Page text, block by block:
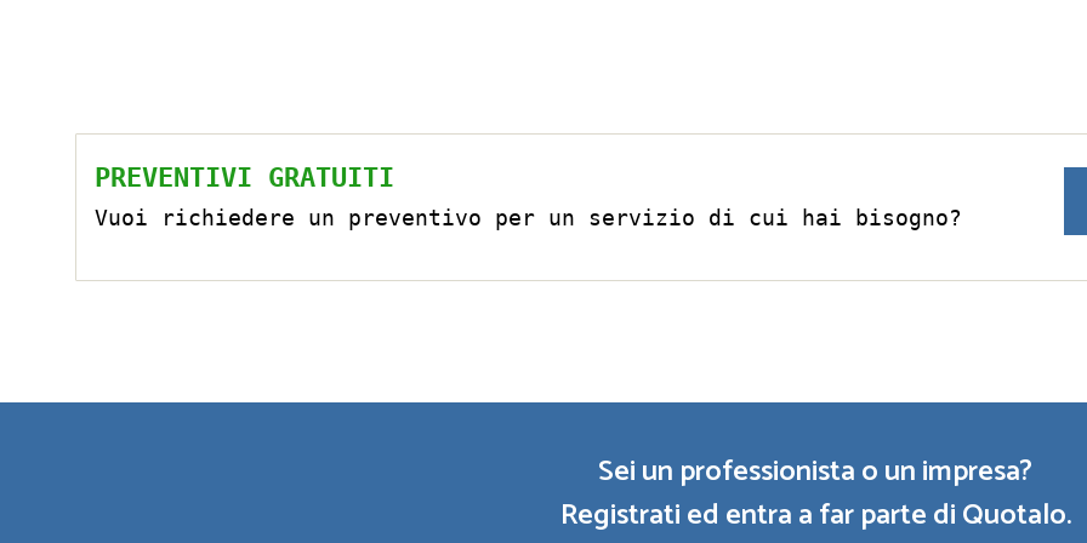
PREVENTIVI GRATUITI
Vuoi richiedere un preventivo per un servizio di cui hai bisogno?
Sei un professionista o un impresa?
Registrati ed entra a far parte di Quotalo.